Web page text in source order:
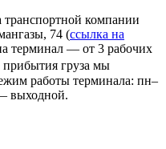
транспортной компании
74 (ссылка на
терминал — от 3 рабочих
прибытия груза мы
работы терминала: пн–
выходной.